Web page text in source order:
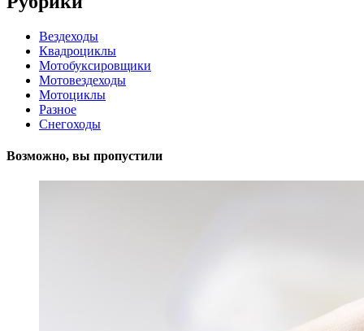
Вездеходы
Квадроциклы
Мотобуксировщики
Мотовездеходы
Мотоциклы
Разное
Снегоходы
Возможно, вы пропустили